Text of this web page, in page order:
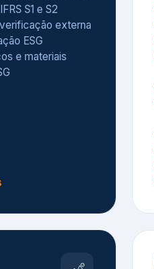
S1 e S2
externa
ESG
e materiais